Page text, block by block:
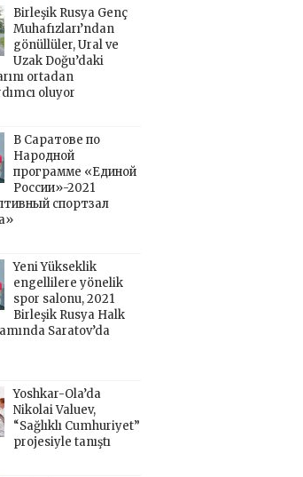
Birleşik Rusya Genç
Muhafızları’ndan
gönüllüler, Ural ve
Uzak Doğu’daki
ortadan
oluyor
В Саратове по
Народной
программе «Единой
России»-2021
спортзал
Yeni Yükseklik
engellilere yönelik
spor salonu, 2021
Birleşik Rusya Halk
Saratov’da
Yoshkar-Ola’da
Nikolai Valuev,
“Sağlıklı Cumhuriyet”
projesiyle tanıştı